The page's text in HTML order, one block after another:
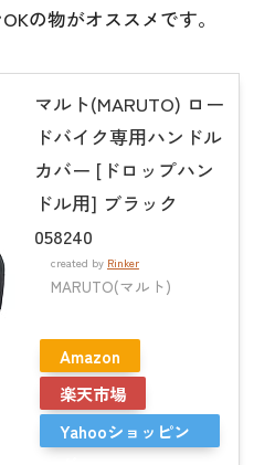
の物がオススメです。
マルト(MARUTO) ロー
ドバイク専用ハンドル
カバー [ドロップハン
ドル用] ブラック
058240
created by Rinker
MARUTO(マルト)
Amazon
楽天市場
Yahooショッピン